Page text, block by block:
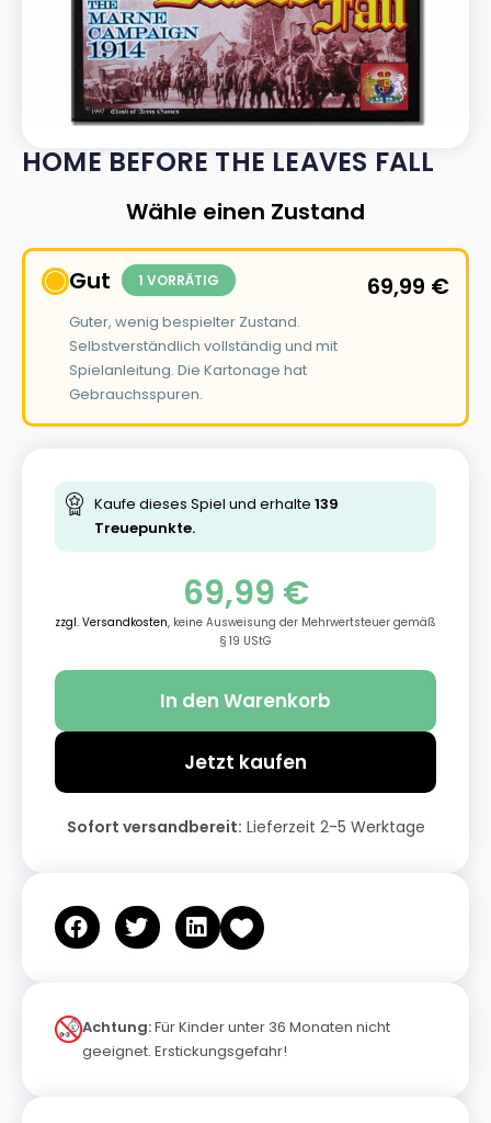
HOME BEFORE THE LEAVES FALL
Wähle einen Zustand
Gut 1 VORRÄTIG
Guter, wenig bespielter Zustand.
Selbstverständlich vollständig und mit
Spielanleitung. Die Kartonage hat
Gebrauchsspuren.
69,99 €
Kaufe dieses Spiel und erhalte 139
Treuepunkte.
69,99 €
zzgl. Versandkosten, keine Ausweisung der Mehrwertsteuer gemäß
§ 19 UStG
In den Warenkorb
Jetzt kaufen
Sofort versandbereit: Lieferzeit 2-5 Werktage
Achtung:Für Kinder unter 36 Monaten nicht
geeignet. Erstickungsgefahr!